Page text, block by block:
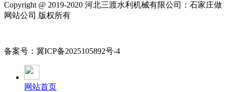
Copyright @ 2019-2020 河北三渡水利机械有限公司：石家庄做
网站公司 版权所有
备案号：冀ICP备2025105892号-4
网站首页